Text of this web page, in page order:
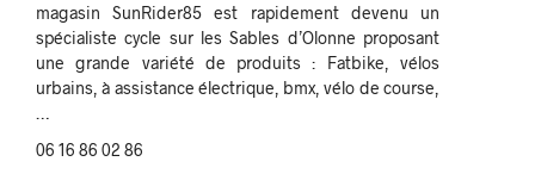
magasin SunRider85 est rapidement devenu un
spécialiste cycle sur les Sables d’Olonne proposant
une grande variété de produits : Fatbike, vélos
urbains, à assistance électrique, bmx, vélo de course,
06 16 86 02 86